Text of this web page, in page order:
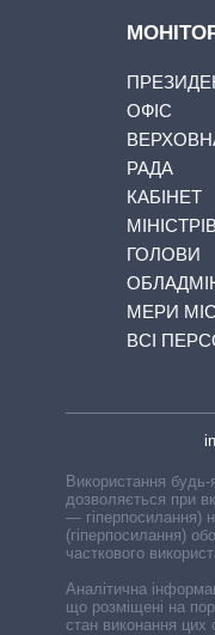
ОФІС
РАДА
КАБІНЕТ
ГОЛОВИ
МЕРИ
ВСІ
Використання будь-
дозволяється при
— гіперпосилання)
(гіперпосилання)
часткового
Аналітична
що розміщені на
стан виконання цих